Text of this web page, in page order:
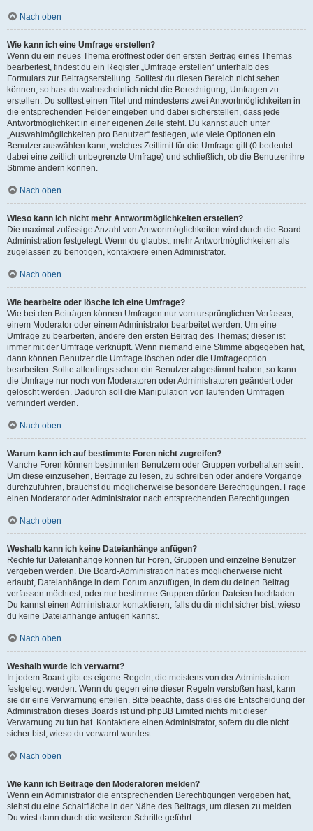
Nach oben
Wie kann ich eine Umfrage erstellen?
Wenn du ein neues Thema eröffnest oder den ersten Beitrag eines Themas
bearbeitest, findest du ein Register „Umfrage erstellen“ unterhalb des
Formulars zur Beitragserstellung. Solltest du diesen Bereich nicht sehen
können, so hast du wahrscheinlich nicht die Berechtigung, Umfragen zu
erstellen. Du solltest einen Titel und mindestens zwei Antwortmöglichkeiten in
die entsprechenden Felder eingeben und dabei sicherstellen, dass jede
Antwortmöglichkeit in einer eigenen Zeile steht. Du kannst auch unter
„Auswahlmöglichkeiten pro Benutzer“ festlegen, wie viele Optionen ein
Benutzer auswählen kann, welches Zeitlimit für die Umfrage gilt (0 bedeutet
dabei eine zeitlich unbegrenzte Umfrage) und schließlich, ob die Benutzer ihre
Stimme ändern können.
Nach oben
Wieso kann ich nicht mehr Antwortmöglichkeiten erstellen?
Die maximal zulässige Anzahl von Antwortmöglichkeiten wird durch die Board-
Administration festgelegt. Wenn du glaubst, mehr Antwortmöglichkeiten als
zugelassen zu benötigen, kontaktiere einen Administrator.
Nach oben
Wie bearbeite oder lösche ich eine Umfrage?
Wie bei den Beiträgen können Umfragen nur vom ursprünglichen Verfasser,
einem Moderator oder einem Administrator bearbeitet werden. Um eine
Umfrage zu bearbeiten, ändere den ersten Beitrag des Themas; dieser ist
immer mit der Umfrage verknüpft. Wenn niemand eine Stimme abgegeben hat,
dann können Benutzer die Umfrage löschen oder die Umfrageoption
bearbeiten. Sollte allerdings schon ein Benutzer abgestimmt haben, so kann
die Umfrage nur noch von Moderatoren oder Administratoren geändert oder
gelöscht werden. Dadurch soll die Manipulation von laufenden Umfragen
verhindert werden.
Nach oben
Warum kann ich auf bestimmte Foren nicht zugreifen?
Manche Foren können bestimmten Benutzern oder Gruppen vorbehalten sein.
Um diese einzusehen, Beiträge zu lesen, zu schreiben oder andere Vorgänge
durchzuführen, brauchst du möglicherweise besondere Berechtigungen. Frage
einen Moderator oder Administrator nach entsprechenden Berechtigungen.
Nach oben
Weshalb kann ich keine Dateianhänge anfügen?
Rechte für Dateianhänge können für Foren, Gruppen und einzelne Benutzer
vergeben werden. Die Board-Administration hat es möglicherweise nicht
erlaubt, Dateianhänge in dem Forum anzufügen, in dem du deinen Beitrag
verfassen möchtest, oder nur bestimmte Gruppen dürfen Dateien hochladen.
Du kannst einen Administrator kontaktieren, falls du dir nicht sicher bist, wieso
du keine Dateianhänge anfügen kannst.
Nach oben
Weshalb wurde ich verwarnt?
In jedem Board gibt es eigene Regeln, die meistens von der Administration
festgelegt werden. Wenn du gegen eine dieser Regeln verstoßen hast, kann
sie dir eine Verwarnung erteilen. Bitte beachte, dass dies die Entscheidung der
Administration dieses Boards ist und phpBB Limited nichts mit dieser
Verwarnung zu tun hat. Kontaktiere einen Administrator, sofern du die nicht
sicher bist, wieso du verwarnt wurdest.
Nach oben
Wie kann ich Beiträge den Moderatoren melden?
Wenn ein Administrator die entsprechenden Berechtigungen vergeben hat,
siehst du eine Schaltfläche in der Nähe des Beitrags, um diesen zu melden.
Du wirst dann durch die weiteren Schritte geführt.